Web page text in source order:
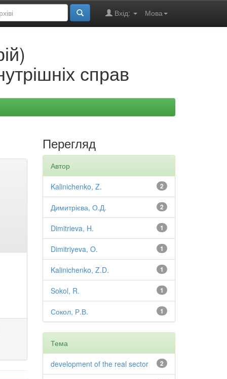
Мова
Вхід:
справ
Перегляд
Автор
2
Kalinichenko, Z.
2
Димитрієва, О.Д.
1
Dimitrieva, H.
1
Dimitriyeva, O.
1
Kalinichenko, Z.D.
1
Sokol, R.
1
Сокол, Р.В.
Тема
2
development of the real sector